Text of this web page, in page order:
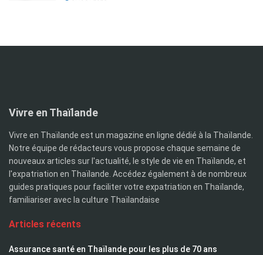
Vivre en Thaïlande
Vivre en Thaïlande est un magazine en ligne dédié à la Thaïlande.
Notre équipe de rédacteurs vous propose chaque semaine de
nouveaux articles sur l'actualité, le style de vie en Thaïlande, et
l'expatriation en Thaïlande. Accédez également à de nombreux
guides pratiques pour faciliter votre expatriation en Thaïlande,
familiariser avec la culture Thaïlandaise
Articles récents
Assurance santé en Thaïlande pour les plus de 70 ans